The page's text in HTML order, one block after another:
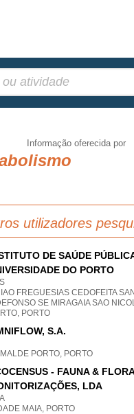
Informação oferecida por
utilizadores
DE SAÚDE
DO PORTO
FREGUESIAS CEDOFEITA
SE MIRAGAIA SAO
PORTO
S.A.
PORTO, PORTO
- FAUNA & FLORA
LDA
MAIA, PORTO